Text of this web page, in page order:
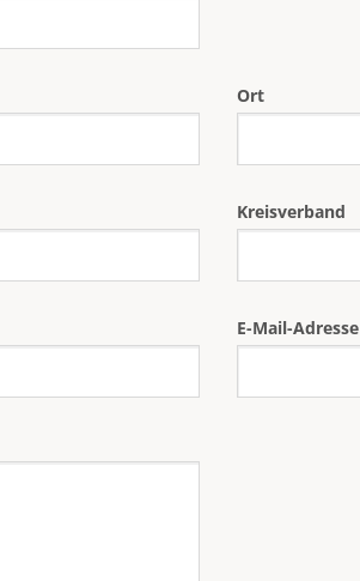
Ort
Kreisverband
E-Mail-Adresse